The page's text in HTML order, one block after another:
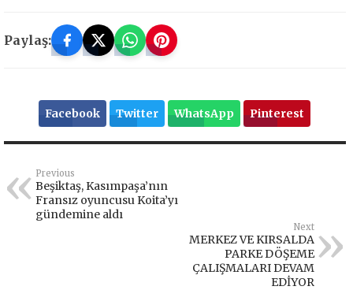
Paylaş:
Facebook Twitter WhatsApp Pinterest
Previous
Beşiktaş, Kasımpaşa’nın
Fransız oyuncusu Koita’yı
gündemine aldı
Next
MERKEZ VE KIRSALDA
PARKE DÖŞEME
ÇALIŞMALARI DEVAM
EDİYOR